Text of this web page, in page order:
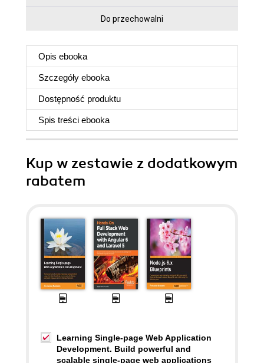
Do przechowalni
Opis ebooka
Szczegóły ebooka
Dostępność produktu
Spis treści ebooka
Kup w zestawie z dodatkowym
rabatem
Learning Single-page Web Application
Development. Build powerful and
scalable single-page web applications